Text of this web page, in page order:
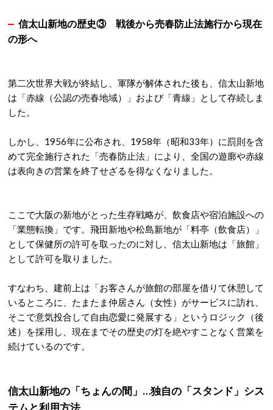
信太山新地の歴史③ 戦後から売春防止法施行から現在
の形へ
第二次世界大戦が終結し、軍隊が解体された後も、信太山新地
は「赤線（公認の売春地域）」および「青線」として存続しま
した 。
しかし、1956年に公布され、1958年（昭和33年）に罰則を含
めて完全施行された「売春防止法」により、全国の遊廓や赤線
は表向きの営業を終了せざるを得なくなりました 。
ここで大阪の新地がとった生存戦略が、飲食店や宿泊施設への
「業態転換」です。飛田新地や松島新地が「料亭（飲食店）」
として保健所の許可を取ったのに対し、信太山新地は「旅館」
として許可を取りました 。
すなわち、建前上は「お客さんが旅館の部屋を借りて休憩して
いるところに、たまたま仲居さん（女性）がサービスに訪れ、
そこで意気投合して自由恋愛に発展する」というロジック（後
述）を採用し、現在までその歴史の灯を絶やすことなく営業を
続けているのです。
信太山新地の「ちょんの間」…独自の「スタンド」シス
テムと利用方法